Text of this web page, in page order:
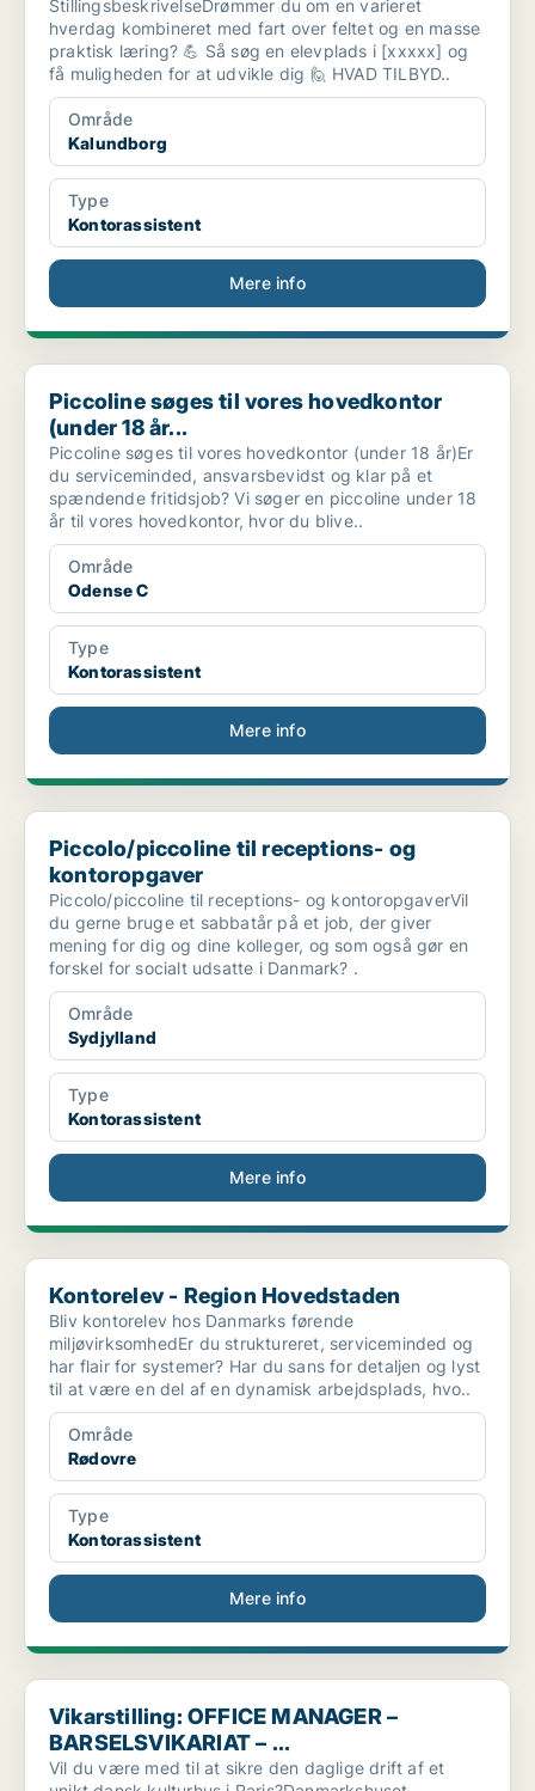
StillingsbeskrivelseDrømmer du om en varieret
hverdag kombineret med fart over feltet og en masse
praktisk læring? 💪 Så søg en elevplads i [xxxxx] og
få muligheden for at udvikle dig 🙋 HVAD TILBYD..
Område
Kalundborg
Type
Kontorassistent
Mere info
Piccoline søges til vores hovedkontor (under 18 år...
Piccoline søges til vores hovedkontor
(under 18 år...
Piccoline søges til vores hovedkontor (under 18 år)Er
du serviceminded, ansvarsbevidst og klar på et
spændende fritidsjob? Vi søger en piccoline under 18
år til vores hovedkontor, hvor du blive..
Område
Odense C
Type
Kontorassistent
Mere info
Piccolo/piccoline til receptions- og kontoropgaver
Piccolo/piccoline til receptions- og
kontoropgaver
Piccolo/piccoline til receptions- og kontoropgaverVil
du gerne bruge et sabbatår på et job, der giver
mening for dig og dine kolleger, og som også gør en
forskel for socialt udsatte i Danmark? .
Område
Sydjylland
Type
Kontorassistent
Mere info
Kontorelev - Region Hovedstaden
Kontorelev - Region Hovedstaden
Bliv kontorelev hos Danmarks førende
miljøvirksomhedEr du struktureret, serviceminded og
har flair for systemer? Har du sans for detaljen og lyst
til at være en del af en dynamisk arbejdsplads, hvo..
Område
Rødovre
Type
Kontorassistent
Mere info
Vikarstilling: OFFICE MANAGER – BARSELSVIKARIAT – ...
Vikarstilling: OFFICE MANAGER –
BARSELSVIKARIAT – ...
Vil du være med til at sikre den daglige drift af et